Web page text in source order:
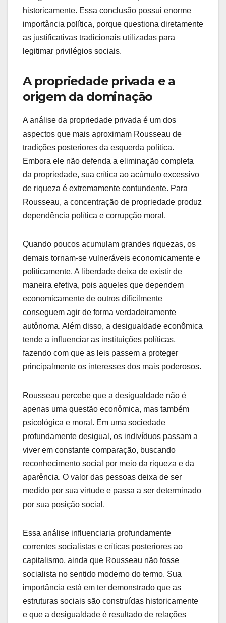
historicamente. Essa conclusão possui enorme
importância política, porque questiona diretamente
as justificativas tradicionais utilizadas para
legitimar privilégios sociais.
A propriedade privada e a
origem da dominação
A análise da propriedade privada é um dos
aspectos que mais aproximam Rousseau de
tradições posteriores da esquerda política.
Embora ele não defenda a eliminação completa
da propriedade, sua crítica ao acúmulo excessivo
de riqueza é extremamente contundente. Para
Rousseau, a concentração de propriedade produz
dependência política e corrupção moral.
Quando poucos acumulam grandes riquezas, os
demais tornam-se vulneráveis economicamente e
politicamente. A liberdade deixa de existir de
maneira efetiva, pois aqueles que dependem
economicamente de outros dificilmente
conseguem agir de forma verdadeiramente
autônoma. Além disso, a desigualdade econômica
tende a influenciar as instituições políticas,
fazendo com que as leis passem a proteger
principalmente os interesses dos mais poderosos.
Rousseau percebe que a desigualdade não é
apenas uma questão econômica, mas também
psicológica e moral. Em uma sociedade
profundamente desigual, os indivíduos passam a
viver em constante comparação, buscando
reconhecimento social por meio da riqueza e da
aparência. O valor das pessoas deixa de ser
medido por sua virtude e passa a ser determinado
por sua posição social.
Essa análise influenciaria profundamente
correntes socialistas e críticas posteriores ao
capitalismo, ainda que Rousseau não fosse
socialista no sentido moderno do termo. Sua
importância está em ter demonstrado que as
estruturas sociais são construídas historicamente
e que a desigualdade é resultado de relações